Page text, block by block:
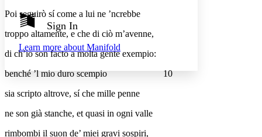
Show all
Show all Hide all
Annotation contrast
abc Low
abc High
Margins
Sign In
Learn more about Manifold
Poi seguirò sí come a lui ne ’ncrebbe
troppo altamente, e che di ciò m’avenne,
di ch’io son facto a molta gente exempio:
benché ’l mio duro scempio10
sia scripto altrove, sí che mille penne
ne son già stanche, et quasi in ogni valle
rimbombi il suon de’ miei gravi sospiri,